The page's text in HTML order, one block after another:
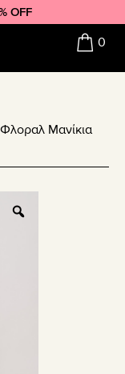
OFF
0
Μανίκια